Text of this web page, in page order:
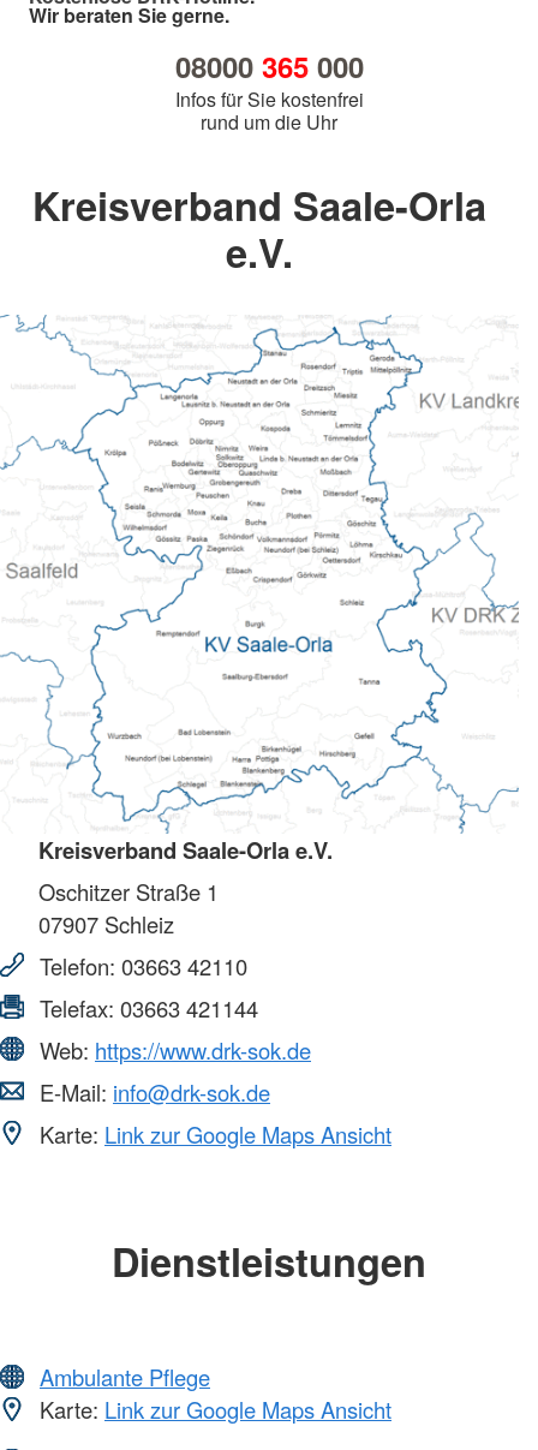
Wir beraten Sie gerne.
08000 365000
Infos für Sie kostenfrei
rund um die Uhr
Kreisverband Saale-Orla
e.V.
Kreisverband Saale-Orla e.V.
Oschitzer Straße 1
07907 Schleiz
Telefon: 03663 42110
Telefax: 03663 421144
Web: https://www.drk-sok.de
E-Mail: info@drk-sok.de
Karte: Link zur Google Maps Ansicht
Dienstleistungen
Ambulante Pflege
Karte: Link zur Google Maps Ansicht